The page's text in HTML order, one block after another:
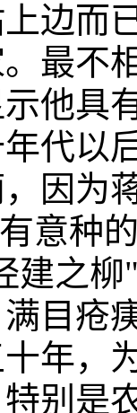
边而
最不
他具
代以
因为
意种
建之
目疮
年，
别是